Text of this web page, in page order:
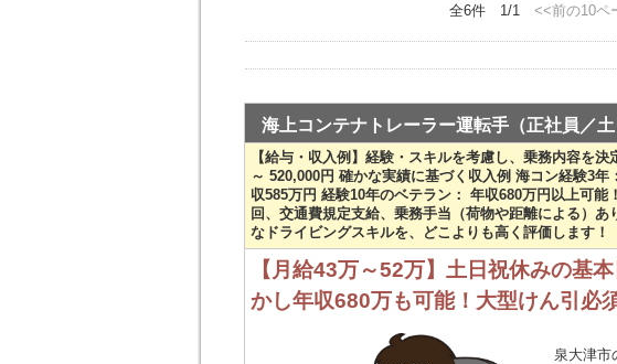
全6件 1/1 <<前の10ペ
海上コンテナトレーラー運転手（正社員／土
【給与・収入例】経験・スキルを考慮し、乗務内容を決
～ 520,000円 確かな実績に基づく収入例 海コン経験3年
収585万円 経験10年のベテラン： 年収680万円以上可
回、交通費規定支給、乗務手当（荷物や距離による）
なドライビングスキルを、どこよりも高く評価します！
【月給43万～52万】土日祝休みの基
かし年収680万も可能！大型けん引必
泉大津市